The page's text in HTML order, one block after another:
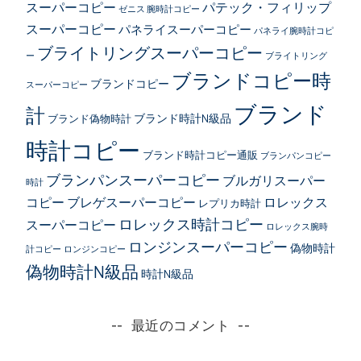
スーパーコピー ゼニス 腕時計コピー パテック・フィリップ
スーパーコピー パネライスーパーコピー パネライ腕時計コピ
ー ブライトリングスーパーコピー ブライトリング
スーパーコピー ブランドコピー ブランドコピー時
計 ブランド偽物時計 ブランド時計N級品 ブランド
時計コピー ブランド時計コピー通販 ブランパンコピー
時計 ブランパンスーパーコピー ブルガリスーパー
コピー ブレゲスーパーコピー レプリカ時計 ロレックス
スーパーコピー ロレックス時計コピー ロレックス腕時
計コピー ロンジンコピー ロンジンスーパーコピー 偽物時計
偽物時計N級品 時計N級品
最近のコメント